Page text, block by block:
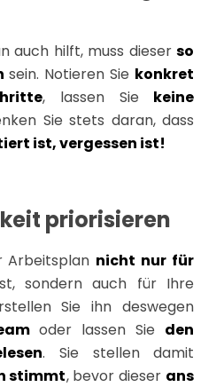
auch hilft, muss dieserso
sein. Notieren Sie konkret
, lassen Sie keine
Sie stets daran, dass
ist, vergessen ist!
priorisieren
Arbeitsplan nicht nur für
sondern auch für Ihre
Sie ihn deswegen
oder lassen Sie den
. Sie stellen damit
stimmt, bevor dieser ans